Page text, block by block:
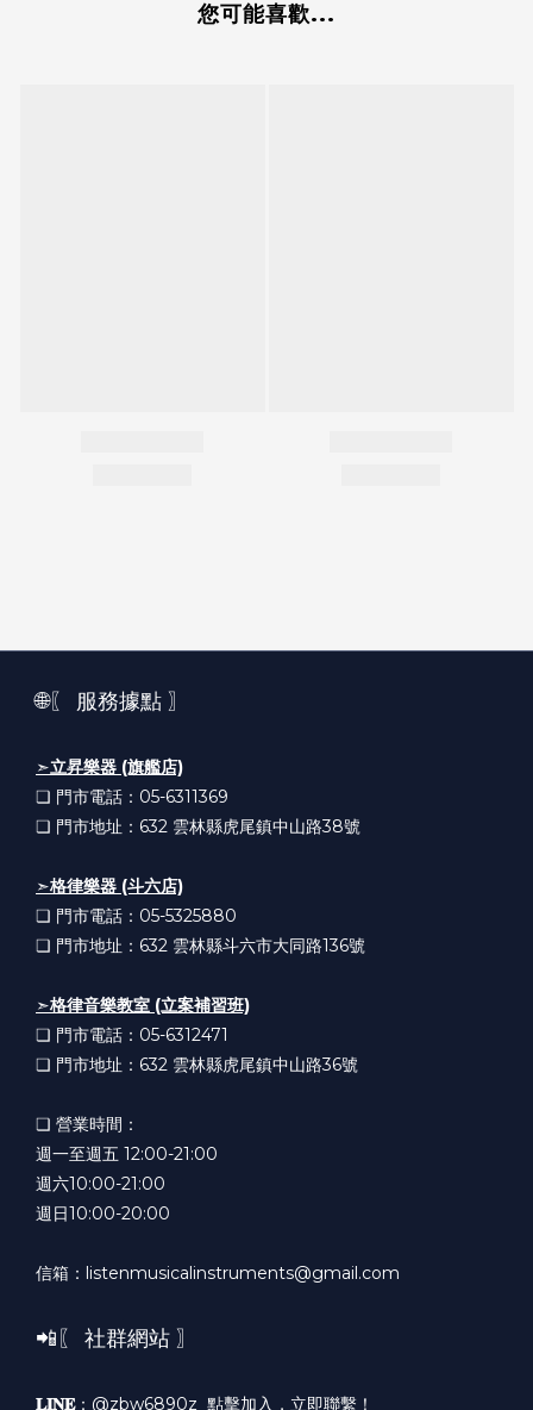
您可能喜歡...
🌐〖 服務據點 〗
➣立昇樂器 (旗艦店)
❏ 門市電話：05-6311369
❏ 門市地址：632 雲林縣虎尾鎮中山路38號
➣格律樂器 (斗六店)
❏ 門市電話：05-5325880
❏ 門市地址：632 雲林縣斗六市大同路136號
➣格律音樂教室 (立案補習班)
❏ 門市電話：05-6312471
❏ 門市地址：632 雲林縣虎尾鎮中山路36號
❏ 營業時間：
週一至週五 12:00-21:00
週六10:00-21:00
週日10:00-20:00
信箱：listenmusicalinstruments@gmail.com
📲〖 社群網站 〗
𝐋𝐈𝐍𝐄：@zbw6890z 點擊加入，立即聯繫！